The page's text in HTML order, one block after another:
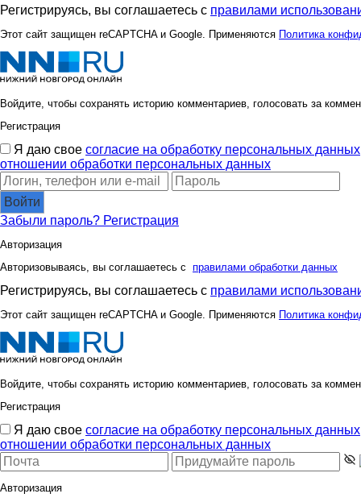
Регистрируясь, вы соглашаетесь с правилами
Этот сайт защищен reCAPTCHA и Google. Применяются Политика
Войдите, чтобы сохранять историю комментариев, голосовать за
Регистрация
Я даю свое согласие на обработку персональных данных
отношении обработки персональных данных
Войти
Забыли пароль? Регистрация
Авторизация
Авторизовываясь, вы соглашаетесь с правилами обработки данных
Регистрируясь, вы соглашаетесь с правилами
Этот сайт защищен reCAPTCHA и Google. Применяются Политика
Войдите, чтобы сохранять историю комментариев, голосовать за
Регистрация
Я даю свое согласие на обработку персональных данных
отношении обработки персональных данных
Авторизация